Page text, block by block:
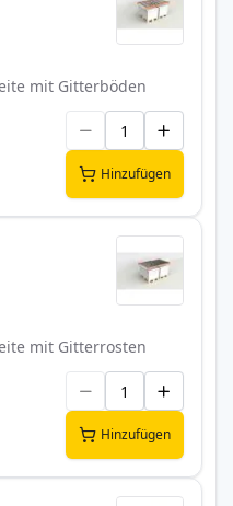
mit Gitterböden
Hinzufügen
mit Gitterrosten
Hinzufügen